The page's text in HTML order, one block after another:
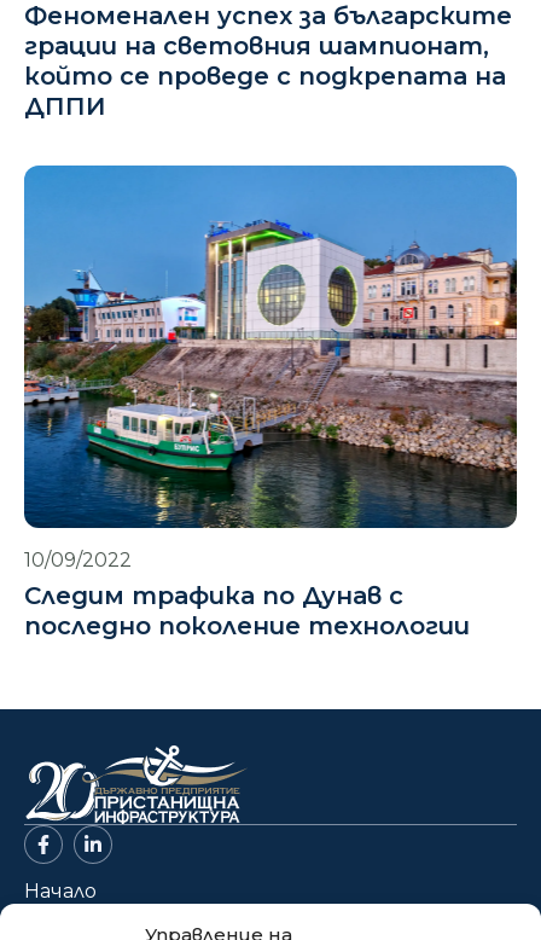
Управление на
Феноменален успех за българските
грации на световния шампионат,
който се проведе с подкрепата на
ДППИ
10/09/2022
Следим трафика по Дунав с
последно поколение технологии
Начало